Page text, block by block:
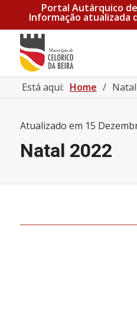
Portal Autárquico
Informação atualizada
Está aqui: Home /
Atualizado em 15
Natal 2022